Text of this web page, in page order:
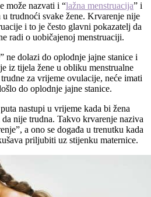
može nazvati i “lažna menstruacija” i
trudnoći svake žene. Krvarenje nije
i to je često glavni pokazatelj da
radi o uobičajenoj menstruaciji.
ne dolazi do oplodnje jajne stanice i
iz tijela žene u obliku menstrualne
za vrijeme ovulacije, neće imati
do oplodnje jajne stanice.
nastupi u vrijeme kada bi žena
nije trudna. Takvo krvarenje naziva
a ono se događa u trenutku kada
priljubiti uz stijenku maternice.